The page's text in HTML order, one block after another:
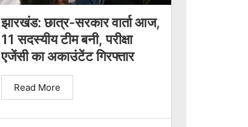
झारखंड: छात्र-सरकार वार्ता आज,
11 सदस्यीय टीम बनी, परीक्षा
एजेंसी का अकाउंटेंट गिरफ्तार
Read More